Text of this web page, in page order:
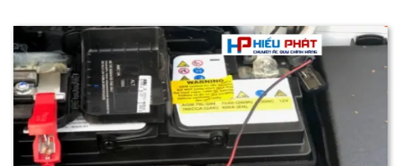
Hữu Quận 9 một cách nhanh chóng, chuyên nghiệp và đảm bảo
mọi hoạt động của các phương tiên giao thông không bị gián
đoạn. 1. Dịch vụ thay ắc quy tận nơi tại Phường Phú Hữu Quận 9
nhanh chóng, uy tín